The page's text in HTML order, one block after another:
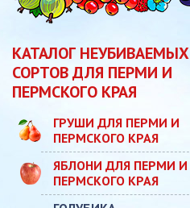
КАТАЛОГ НЕУБИВАЕМЫХ
СОРТОВ ДЛЯ ПЕРМИ И
ПЕРМСКОГО КРАЯ
ГРУШИ ДЛЯ ПЕРМИ И
ПЕРМСКОГО КРАЯ
ЯБЛОНИ ДЛЯ ПЕРМИ И
ПЕРМСКОГО КРАЯ